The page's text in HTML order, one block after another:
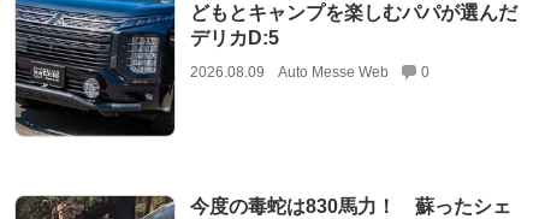
どもとキャンプを楽しむパパが選んだ
デリカD:5
2026.08.09 Auto Messe Web 0
今度の毒蛇は830馬力！ 蘇ったシェ